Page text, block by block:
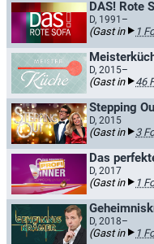
DAS! Rote
D, 1991–
(Gast in 1
D, 2015–
(Gast in 46
Stepping
D, 2015
(Gast in 3
D, 2017
(Gast in 1
D, 2018–
(Gast in 1